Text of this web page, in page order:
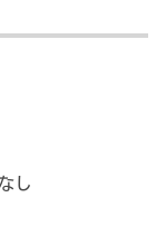
し